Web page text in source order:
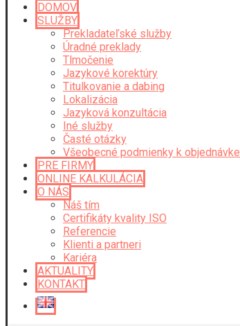
DOMOV
SLUŽBY
Prekladateľské služby
Úradné preklady
Tlmočenie
Jazykové korektúry
Titulkovanie a dabing
Lokalizácia
Jazyková konzultácia
Iné služby
Časté otázky
Všeobecné podmienky k objednávke
PRE FIRMY
ONLINE KALKULÁCIA
O NÁS
Náš tím
Certifikáty kvality ISO
Referencie
Klienti a partneri
Kariéra
AKTUALITY
KONTAKT